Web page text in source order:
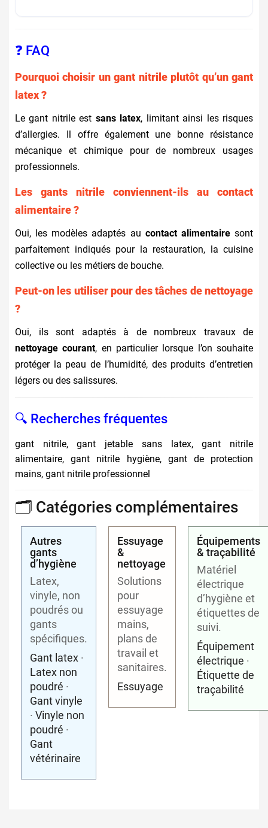
❓ FAQ
Pourquoi choisir un gant nitrile plutôt qu’un gant
latex ?
Le gant nitrile est sans latex, limitant ainsi les risques
d’allergies. Il offre également une bonne résistance
mécanique et chimique pour de nombreux usages
professionnels.
Les gants nitrile conviennent-ils au contact
alimentaire ?
Oui, les modèles adaptés au contact alimentairesont
parfaitement indiqués pour la restauration, la cuisine
collective ou les métiers de bouche.
Peut-on les utiliser pour des tâches de nettoyage
?
Oui, ils sont adaptés à de nombreux travaux de
nettoyage courant, en particulier lorsque l’on souhaite
protéger la peau de l’humidité, des produits d’entretien
légers ou des salissures.
🔍 Recherches fréquentes
gant nitrile, gant jetable sans latex, gant nitrile
alimentaire, gant nitrile hygiène, gant de protection
mains, gant nitrile professionnel
🗂️ Catégories complémentaires
Autres
gants
d’hygiène
Latex,
vinyle, non
poudrés ou
gants
spécifiques.
Gant latex ·
Latex non
poudré ·
Gant vinyle
· Vinyle non
poudré ·
Gant
vétérinaire
Essuyage
&
nettoyage
Solutions
pour
essuyage
mains,
plans de
travail et
sanitaires.
Essuyage
Équipements
& traçabilité
Matériel
électrique
d’hygiène et
étiquettes de
suivi.
Équipement
électrique ·
Étiquette de
traçabilité